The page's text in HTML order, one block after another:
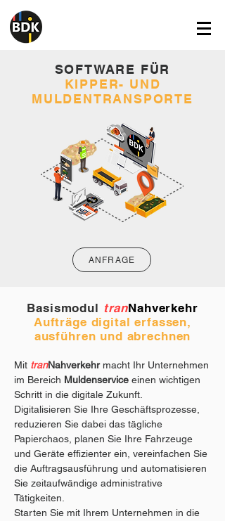
SOFTWARE FÜR
KIPPER- UND
MULDENTRANSPORTE
ANFRAGE
Basismodul tranNahverkehr
Aufträge digital erfassen,
ausführen und abrechnen
Mit tranNahverkehr macht Ihr Unternehmen
im Bereich Muldenservice einen wichtigen
Schritt in die digitale Zukunft.
Digitalisieren Sie Ihre Geschäftsprozesse,
reduzieren Sie dabei das tägliche
Papierchaos, planen Sie Ihre Fahrzeuge
und Geräte effizienter ein, vereinfachen Sie
die Auftragsausführung und automatisieren
Sie zeitaufwändige administrative
Tätigkeiten.
Starten Sie mit Ihrem Unternehmen in die